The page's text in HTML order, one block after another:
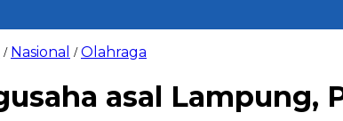
/ Nasional /Olahraga
asal Lampung,